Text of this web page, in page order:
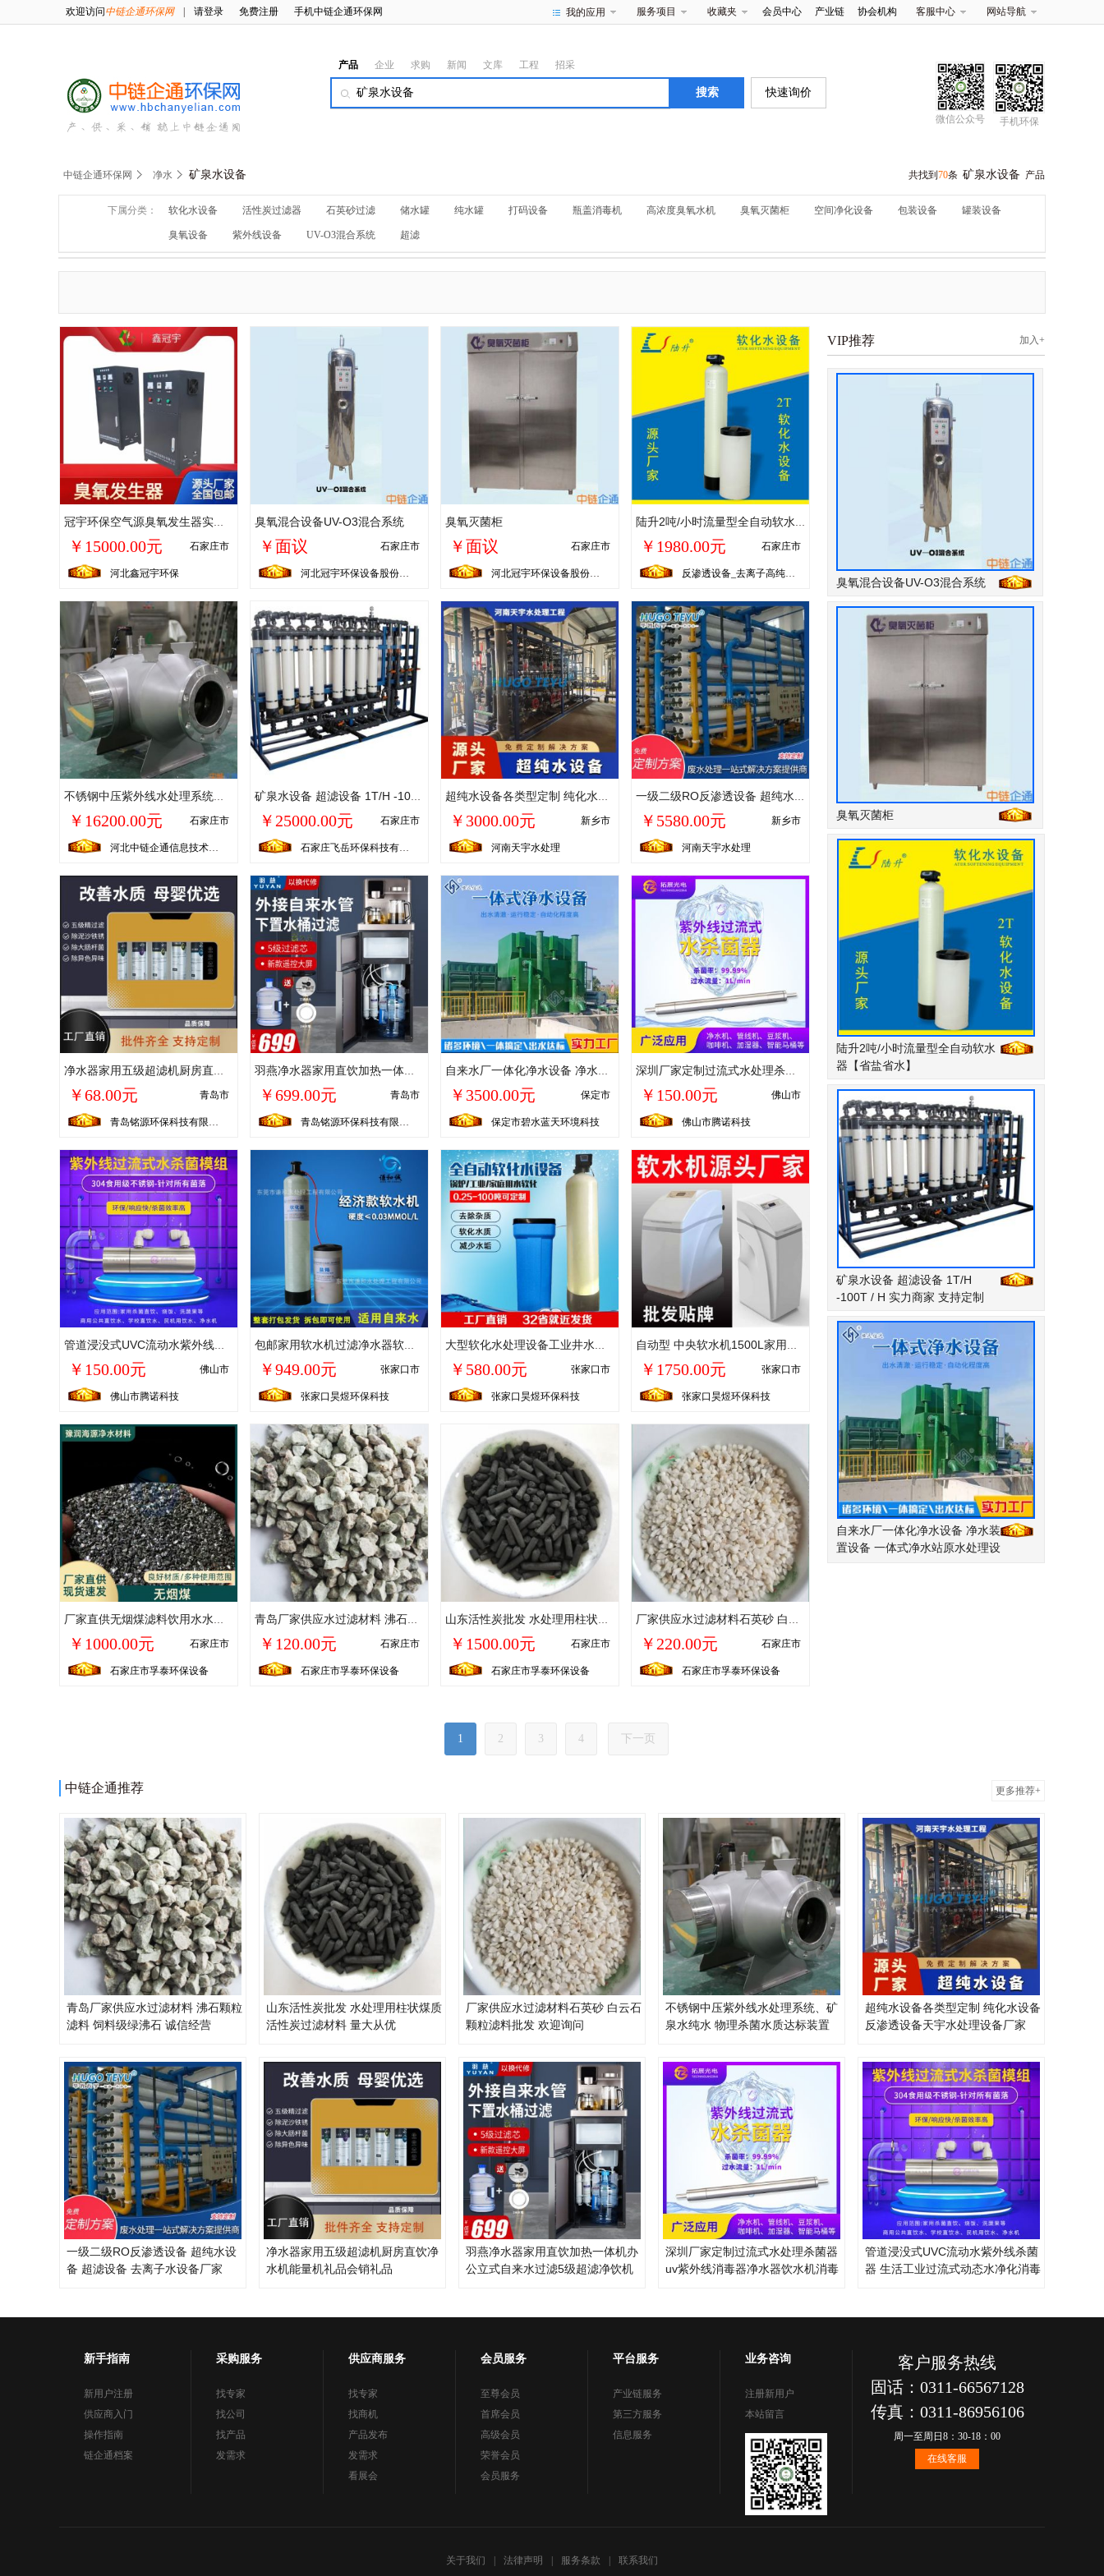
欢迎访问中链企通环保网 请登录 免费注册 手机中链企通环保网 我的应用 服务项目 收藏夹 会员中心 产业链 协会机构 客服中心 网站导航
产品 企业 求购 新闻 文库 工程 招采
快速询价
微信公众号 手机环保
中链企通环保网 净水 矿泉水设备 共找到 70条 矿泉水设备 产品
下属分类： 软化水设备 活性炭过滤器 石英砂过滤 储水罐 纯水罐 打码设备 瓶盖消毒机 高浓度臭氧水机 臭氧灭菌柜 空间净化设备 包装设备 罐装设备
臭氧设备 紫外线设备 UV-O3混合系统 超滤
冠宇环保空气源臭氧发生器实验室杀菌选型臭氧消毒设备型号
￥15000.00元 石家庄市
河北鑫冠宇环保
臭氧混合设备UV-O3混合系统
￥面议 石家庄市
河北冠宇环保设备股份有限公司
臭氧灭菌柜
￥面议 石家庄市
河北冠宇环保设备股份有限公司
陆升2吨/小时流量型全自动软水器【省盐省水】
￥1980.00元 石家庄市
反渗透设备_去离子高纯水机_软化水设备_钠离子交换器_陆升水处理
不锈钢中压紫外线水处理系统、矿泉水纯水 物理杀菌水质达标装置
￥16200.00元 石家庄市
河北中链企通信息技术有限公司
矿泉水设备 超滤设备 1T/H -100T / H 实力商家 支持定制
￥25000.00元 石家庄市
石家庄飞岳环保科技有限公司
超纯水设备各类型定制 纯化水设备 反渗透设备天宇水处理设备厂家
￥3000.00元 新乡市
河南天宇水处理
一级二级RO反渗透设备 超纯水设备 超滤设备 去离子水设备厂家
￥5580.00元 新乡市
河南天宇水处理
净水器家用五级超滤机厨房直饮净水机能量机礼品会销礼品
￥68.00元 青岛市
青岛铭源环保科技有限公司
羽燕净水器家用直饮加热一体机办公立式自来水过滤5级超滤净饮机
￥699.00元 青岛市
青岛铭源环保科技有限公司
自来水厂一体化净水设备 净水装置设备 一体式净水站原水处理设备
￥3500.00元 保定市
保定市碧水蓝天环境科技
深圳厂家定制过流式水处理杀菌器uv紫外线消毒器净水器饮水机消毒
￥150.00元 佛山市
佛山市腾诺科技
管道浸没式UVC流动水紫外线杀菌器 生活工业过流式动态水净化消毒
￥150.00元 佛山市
佛山市腾诺科技
包邮家用软水机过滤净水器软化器去水垢水碱锅炉软水处理
￥949.00元 张家口市
张家口昊煜环保科技
大型软化水处理设备工业井水锅炉软水器过滤去水垢泥沙硬水过滤器
￥580.00元 张家口市
张家口昊煜环保科技
自动型 中央软水机1500L家用软化一体机设备盐箱树脂降低硬度
￥1750.00元 张家口市
张家口昊煜环保科技
厂家直供无烟煤滤料饮用水水质净化工业污水过滤现货规格齐全
￥1000.00元 石家庄市
石家庄市孚泰环保设备
青岛厂家供应水过滤材料 沸石颗粒滤料 饲料级绿沸石 诚信经营
￥120.00元 石家庄市
石家庄市孚泰环保设备
山东活性炭批发 水处理用柱状煤质活性炭过滤材料 量大从优
￥1500.00元 石家庄市
石家庄市孚泰环保设备
厂家供应水过滤材料石英砂 白云石颗粒滤料批发 欢迎询问
￥220.00元 石家庄市
石家庄市孚泰环保设备
VIP推荐 加入+
臭氧混合设备UV-O3混合系统
臭氧灭菌柜
陆升2吨/小时流量型全自动软水
器【省盐省水】
矿泉水设备 超滤设备 1T/H
-100T / H 实力商家 支持定制
自来水厂一体化净水设备 净水装
置设备 一体式净水站原水处理设
1 2 3 4 下一页
中链企通推荐 更多推荐+
青岛厂家供应水过滤材料 沸石颗粒
滤料 饲料级绿沸石 诚信经营
山东活性炭批发 水处理用柱状煤质
活性炭过滤材料 量大从优
厂家供应水过滤材料石英砂 白云石
颗粒滤料批发 欢迎询问
不锈钢中压紫外线水处理系统、矿
泉水纯水 物理杀菌水质达标装置
超纯水设备各类型定制 纯化水设备
反渗透设备天宇水处理设备厂家
一级二级RO反渗透设备 超纯水设
备 超滤设备 去离子水设备厂家
净水器家用五级超滤机厨房直饮净
水机能量机礼品会销礼品
羽燕净水器家用直饮加热一体机办
公立式自来水过滤5级超滤净饮机
深圳厂家定制过流式水处理杀菌器
uv紫外线消毒器净水器饮水机消毒
管道浸没式UVC流动水紫外线杀菌
器 生活工业过流式动态水净化消毒
新手指南
新用户注册
供应商入门
操作指南
链企通档案
采购服务
找专家
找公司
找产品
发需求
供应商服务
找专家
找商机
产品发布
发需求
看展会
会员服务
至尊会员
首席会员
高级会员
荣誉会员
会员服务
平台服务
产业链服务
第三方服务
信息服务
业务咨询
注册新用户
本站留言
客户服务热线
固话：0311-66567128
传真：0311-86956106
周一至周日8：30-18：00
在线客服
关于我们 法律声明 服务条款 联系我们